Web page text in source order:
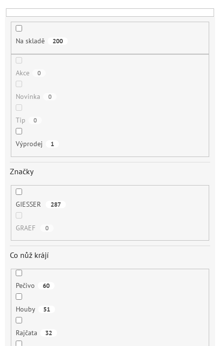
t
ů
Na skladě 200
Akce 0
Novinka 0
Tip 0
Výprodej 1
Značky
GIESSER 287
GRAEF 0
Co nůž krájí
Pečivo 60
Houby 51
Rajčata 32